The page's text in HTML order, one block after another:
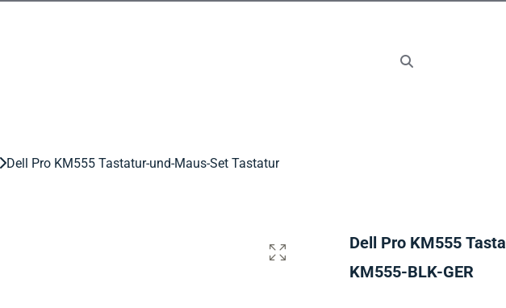
Dell Pro KM555 Tastatur-und-Maus-Set Tastatur
Dell Pro KM555
KM555-BLK-GER